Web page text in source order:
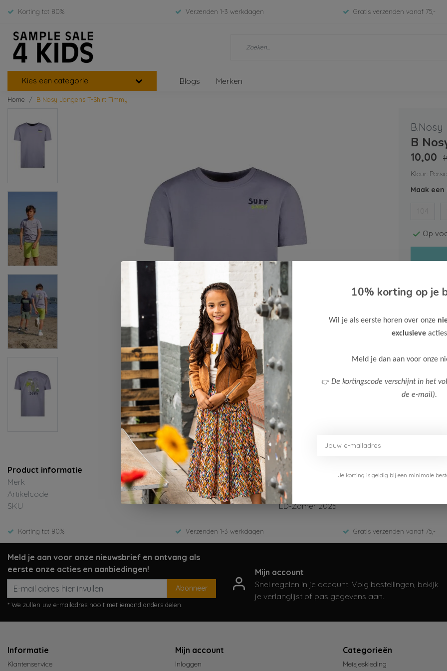
Korting tot 80% Verzenden 1-3 werkdagen Gratis verzenden vanaf 75,-
Kies een categorie Blogs Merken
Home B Nosy Jongens T-Shirt Timmy
B.Nosy
B
10,00
Kleur:
Maak een
Op
Gratis
Meer
Product informatie
Merk
B.Nosy
Artikelcode
Y502-6405-616
SKU
ED-Zomer 2025
Korting tot 80% Verzenden 1-3 werkdagen Gratis verzenden vanaf 75,-
Meld je aan voor onze nieuwsbrief en ontvang als
eerste onze acties en aanbiedingen!
Abonneer
* We zullen uw e-mailadres nooit met iemand anders delen.
Mijn account
Snel regelen in je account. Volg bestellingen, bekijk
je verlanglijst of pas gegevens aan.
Informatie
Klantenservice
Mijn account
Inloggen
Categorieën
Meisjeskleding
10% korting op je
Wil je als eerste horen over onze
exclusieve
Meld je dan aan voor onze
👉 De kortingscode verschijnt in het
de e-mail).
Je korting is geldig bij een minimale